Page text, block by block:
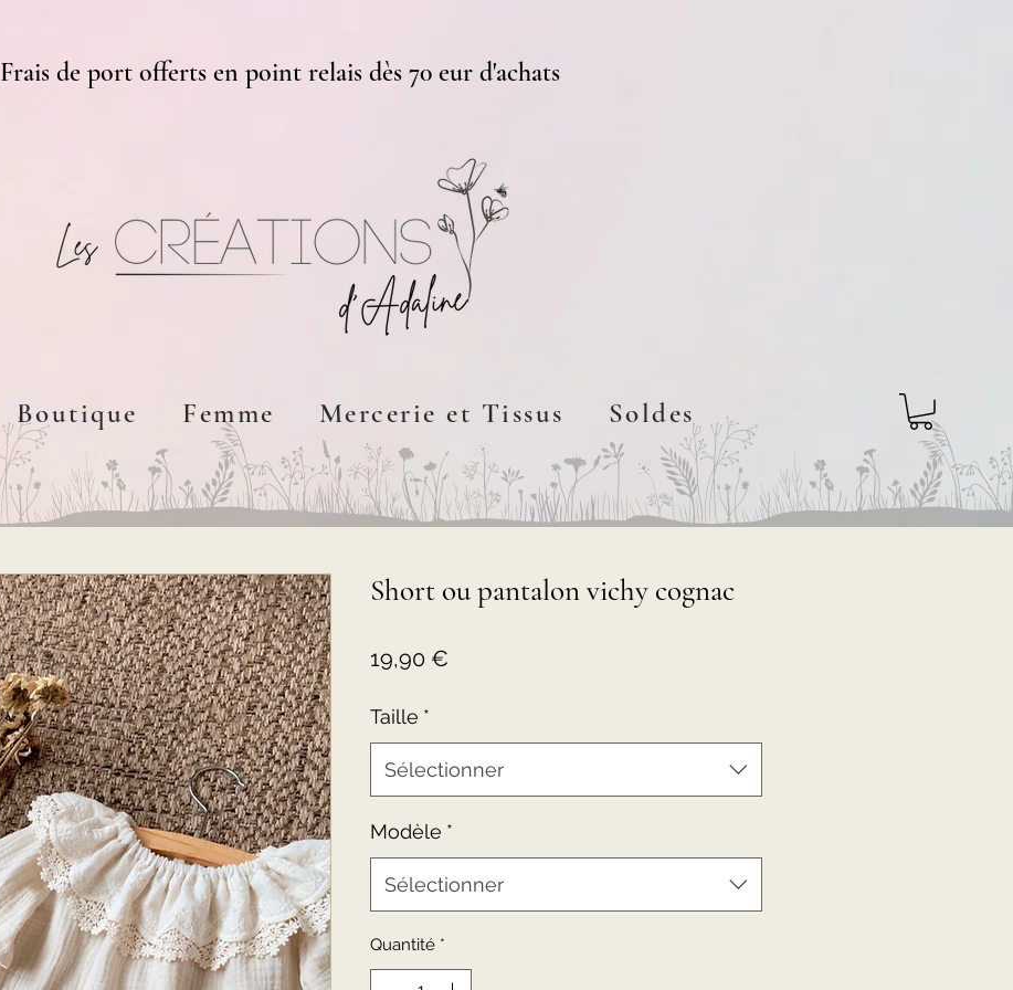
Frais de port offerts en point relais dès 70 eur d'achats
Boutique Femme Mercerie et Tissus Soldes
Short ou pantalon vichy cognac
19,90 €
Taille *
Sélectionner
Modèle *
Sélectionner
Quantité *